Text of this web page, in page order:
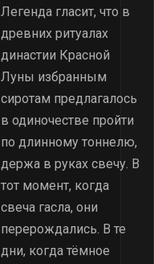
Легенда гласит, что в
древних ритуалах
династии Красной
Луны избранным
сиротам предлагалось
в одиночестве пройти
по длинному тоннелю,
держа в руках свечу. В
тот момент, когда
свеча гасла, они
перерождались. В те
дни, когда тёмное